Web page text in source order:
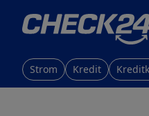
Strom Kredit